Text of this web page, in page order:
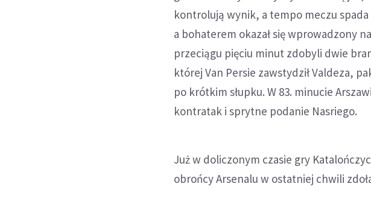
kontrolują wynik, a tempo meczu
a bohaterem okazał się wprowadzony
przeciągu pięciu minut zdobyli dwie
której Van Persie zawstydził Valdeza,
po krótkim słupku. W 83. minucie
kontratak i sprytne podanie Nasriego.
Już w doliczonym czasie gry
obrońcy Arsenalu w ostatniej chwili